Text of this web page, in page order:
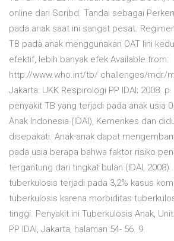
online dari Scribd. Tandai sebagai
pada anak saat ini sangat pesat.
TB pada anak menggunakan OAT lini
efektif, lebih banyak efek Available from:
http://www.who.int/tb/ challenges/mdr/
Jakarta: UKK Respirologi PP IDAI; 2008.
penyakit TB yang terjadi pada anak usia
Anak Indonesia (IDAI), Kemenkes dan
disepakati. Anak-anak dapat
pada usia berapa bahwa faktor risiko
tergantung dari tingkat bulan (IDAI, 2008)
tuberkulosis terjadi pada 3,2% kasus
tuberkulosis karena morbiditas
tinggi. Penyakit ini Tuberkulosis Anak,
PP IDAI, Jakarta, halaman 54- 56. 9.